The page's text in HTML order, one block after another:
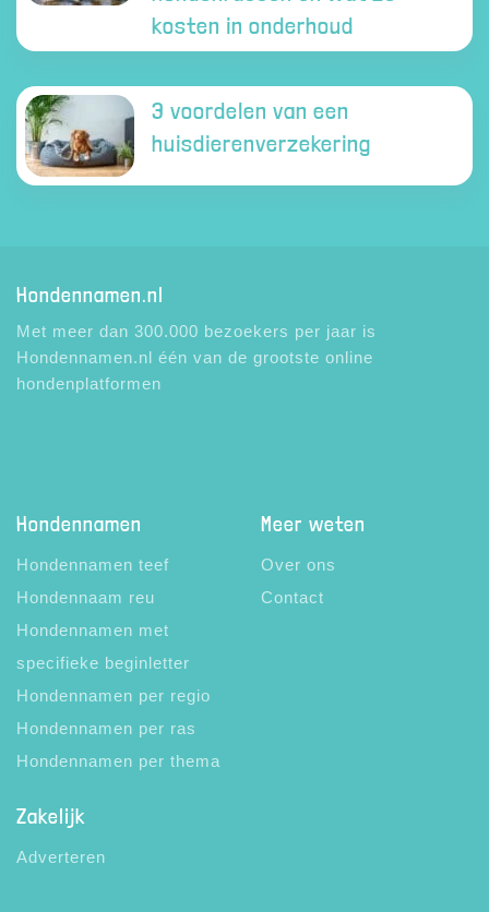
kosten in onderhoud
3 voordelen van een
huisdierenverzekering
Hondennamen.nl
Met meer dan 300.000 bezoekers per jaar is
Hondennamen.nl één van de grootste online
hondenplatformen
Hondennamen
Hondennamen teef
Hondennaam reu
Hondennamen met
specifieke beginletter
Hondennamen per regio
Hondennamen per ras
Hondennamen per thema
Meer weten
Over ons
Contact
Zakelijk
Adverteren